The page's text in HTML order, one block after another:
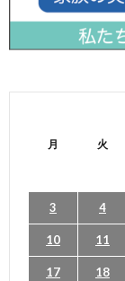
月 火
3 4
10 11
17 18